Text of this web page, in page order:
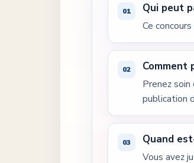
Qui peut
Ce
Comment
Prenez
publication
Quand
Vous avez